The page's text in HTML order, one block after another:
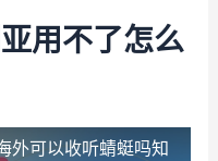
用不了怎么
外可以收听蜻蜓吗知